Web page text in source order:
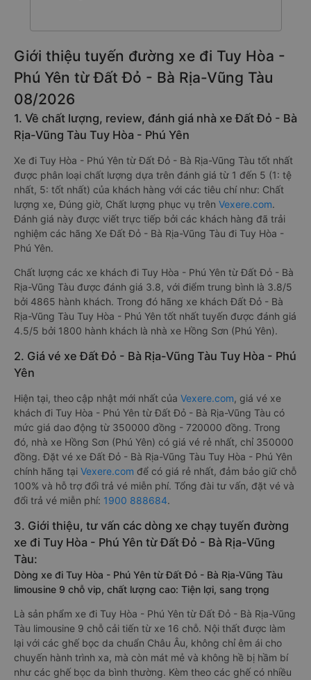
Giới thiệu tuyến đường xe đi Tuy Hòa -
Phú Yên từ Đất Đỏ - Bà Rịa-Vũng Tàu
08/2026
1. Về chất lượng, review, đánh giá nhà xe Đất Đỏ - Bà
Rịa-Vũng Tàu Tuy Hòa - Phú Yên
Xe đi Tuy Hòa - Phú Yên từ Đất Đỏ - Bà Rịa-Vũng Tàu tốt nhất
được phân loại chất lượng dựa trên đánh giá từ 1 đến 5 (1: tệ
nhất, 5: tốt nhất) của khách hàng với các tiêu chí như: Chất
lượng xe, Đúng giờ, Chất lượng phục vụ trên Vexere.com.
Đánh giá này được viết trực tiếp bởi các khách hàng đã trải
nghiệm các hãng Xe Đất Đỏ - Bà Rịa-Vũng Tàu đi Tuy Hòa -
Phú Yên.
Chất lượng các xe khách đi Tuy Hòa - Phú Yên từ Đất Đỏ - Bà
Rịa-Vũng Tàu được đánh giá 3.8, với điểm trung bình là 3.8/5
bởi 4865 hành khách. Trong đó hãng xe khách Đất Đỏ - Bà
Rịa-Vũng Tàu Tuy Hòa - Phú Yên tốt nhất tuyến được đánh giá
4.5/5 bởi 1800 hành khách là nhà xe Hồng Sơn (Phú Yên).
2. Giá vé xe Đất Đỏ - Bà Rịa-Vũng Tàu Tuy Hòa - Phú
Yên
Hiện tại, theo cập nhật mới nhất của Vexere.com, giá vé xe
khách đi Tuy Hòa - Phú Yên từ Đất Đỏ - Bà Rịa-Vũng Tàu có
mức giá dao động từ 350000 đồng - 720000 đồng. Trong
đó, nhà xe Hồng Sơn (Phú Yên) có giá vé rẻ nhất, chỉ 350000
đồng. Đặt vé xe Đất Đỏ - Bà Rịa-Vũng Tàu Tuy Hòa - Phú Yên
chính hãng tại Vexere.com để có giá rẻ nhất, đảm bảo giữ chỗ
100% và hỗ trợ đổi trả vé miễn phí. Tổng đài tư vấn, đặt vé và
đổi trả vé miễn phí: 1900 888684.
3. Giới thiệu, tư vấn các dòng xe chạy tuyến đường
xe đi Tuy Hòa - Phú Yên từ Đất Đỏ - Bà Rịa-Vũng
Tàu:
Dòng xe đi Tuy Hòa - Phú Yên từ Đất Đỏ - Bà Rịa-Vũng Tàu
limousine 9 chỗ vip, chất lượng cao: Tiện lợi, sang trọng
Là sản phẩm xe đi Tuy Hòa - Phú Yên từ Đất Đỏ - Bà Rịa-Vũng
Tàu limousine 9 chỗ cải tiến từ xe 16 chỗ. Nội thất được làm
lại với các ghế bọc da chuẩn Châu Âu, không chỉ êm ái cho
chuyến hành trình xa, mà còn mát mẻ và không hề bị hầm bí
như các ghế bọc da bình thường. Kèm theo các ghế có nhiều